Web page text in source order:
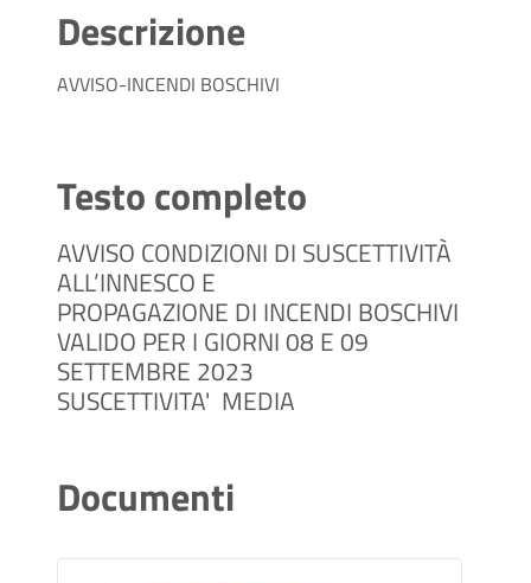
Descrizione
AVVISO-INCENDI BOSCHIVI
Testo completo
AVVISO CONDIZIONI DI SUSCETTIVITÀ
ALL’INNESCO E
PROPAGAZIONE DI INCENDI BOSCHIVI
VALIDO PER I GIORNI 08 E 09
SETTEMBRE 2023
SUSCETTIVITA' MEDIA
Documenti